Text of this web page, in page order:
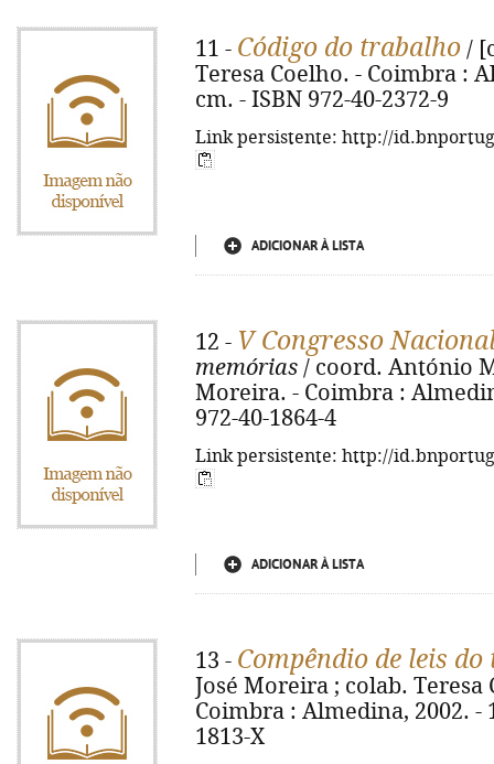
11 - Código do trabalho /
Teresa Coelho. - Coimbra :
cm. - ISBN 972-40-2372-9
Link persistente: http://
ADICIONAR À LISTA
12 - V Congresso
memórias / coord. António
Moreira. - Coimbra :
972-40-1864-4
Link persistente: http://
ADICIONAR À LISTA
13 - Compêndio de leis
José Moreira ; colab. Teresa
Coimbra : Almedina, 2002. -
1813-X